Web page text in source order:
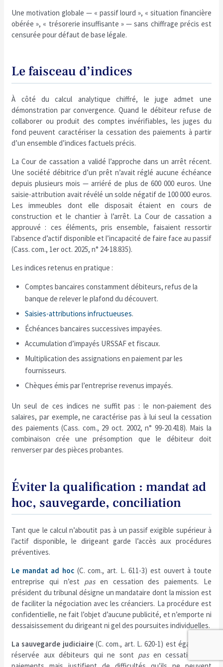
Une motivation globale — « passif lourd », « situation financière
obérée », « trésorerie insuffisante » — sans chiffrage précis est
censurée pour défaut de base légale.
Le faisceau d’indices
À côté du calcul analytique chiffré, le juge admet une
démonstration par convergence. Quand le débiteur refuse de
collaborer ou produit des comptes invérifiables, les juges du
fond peuvent caractériser la cessation des paiements à partir
d’un ensemble d’indices factuels précis.
La Cour de cassation a validé l’approche dans un arrêt récent.
Une société débitrice d’un prêt n’avait réglé aucune échéance
depuis plusieurs mois — arriéré de plus de 600 000 euros. Une
saisie-attribution avait révélé un solde négatif de 100 000 euros.
Les immeubles dont elle disposait étaient en cours de
construction et le chantier à l’arrêt. La Cour de cassation a
approuvé : ces éléments, pris ensemble, faisaient ressortir
l’absence d’actif disponible et l’incapacité de faire face au passif
(Cass. com., 1er oct. 2025, n° 24-18.835).
Les indices retenus en pratique :
Comptes bancaires constamment débiteurs, refus de la
banque de relever le plafond du découvert.
Saisies-attributions infructueuses.
Échéances bancaires successives impayées.
Accumulation d’impayés URSSAF et fiscaux.
Multiplication des assignations en paiement par les
fournisseurs.
Chèques émis par l’entreprise revenus impayés.
Un seul de ces indices ne suffit pas : le non-paiement des
salaires, par exemple, ne caractérise pas à lui seul la cessation
des paiements (Cass. com., 29 oct. 2002, n° 99-20.418). Mais la
combinaison crée une présomption que le débiteur doit
renverser par des pièces probantes.
Éviter la qualification : mandat ad
hoc, sauvegarde, conciliation
Tant que le calcul n’aboutit pas à un passif exigible supérieur à
l’actif disponible, le dirigeant garde l’accès aux procédures
préventives.
Le mandat ad hoc (C. com., art. L. 611-3) est ouvert à toute
entreprise qui n’est pasen cessation des paiements. Le
président du tribunal désigne un mandataire dont la mission est
de faciliter la négociation avec les créanciers. La procédure est
confidentielle, ne fait l’objet d’aucune publicité, et n’emporte ni
dessaisissement du dirigeant ni gel des poursuites individuelles.
La sauvegarde judiciaire(C. com., art. L. 620-1) est également
réservée aux débiteurs qui ne sont pasen cessation des